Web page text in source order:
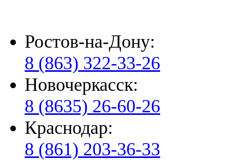
Ростов-на-Дону:
8 (863) 322-33-26
Новочеркасск:
8 (8635) 26-60-26
Краснодар:
8 (861) 203-36-33